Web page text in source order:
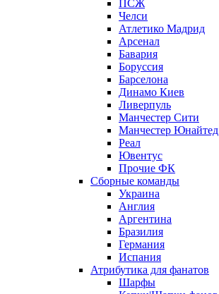
ПСЖ
Челси
Атлетико Мадрид
Арсенал
Бавария
Боруссия
Барселона
Динамо Киев
Ливерпуль
Манчестер Сити
Манчестер Юнайтед
Реал
Ювентус
Прочие ФК
Сборные команды
Украина
Англия
Аргентина
Бразилия
Германия
Испания
Атрибутика для фанатов
Шарфы